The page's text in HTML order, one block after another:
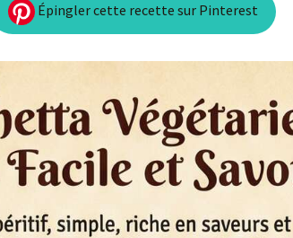
Épingler cette recette sur Pinterest